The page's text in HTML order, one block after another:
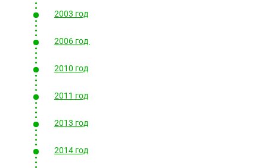
2003 год
2006 год
2010 год
2011 год
2013 год
2014 год